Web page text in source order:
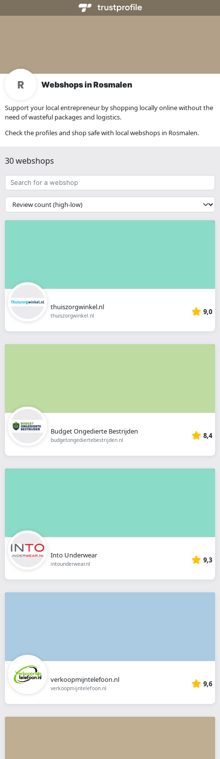
Webshops in Rosmalen
Support your local entrepreneur by shopping locally online without the
need of wasteful packages and logistics.
Check the profiles and shop safe with local webshops in Rosmalen.
30 webshops
Search
for
a
webshop
{{
__('Sort')
}}
thuiszorgwinkel.nl
thuiszorgwinkel.nl 9,0
Budget Ongedierte Bestrijden
budgetongediertebestrijden.nl 8,4
Into Underwear
intounderwear.nl 9,3
verkoopmijntelefoon.nl
verkoopmijntelefoon.nl 9,6